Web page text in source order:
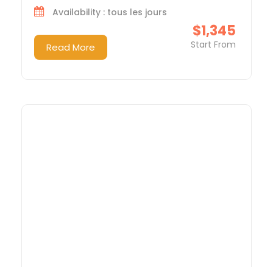
$1,345
Start From
Availability : tous les jours
Read More